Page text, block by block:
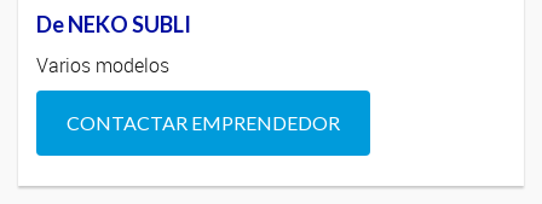
De NEKO SUBLI
Varios modelos
CONTACTAR EMPRENDEDOR